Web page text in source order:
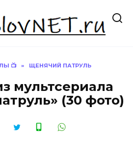
📺 » ЩЕНЯЧИЙ ПАТРУЛЬ
мультсериала
(30 фото)